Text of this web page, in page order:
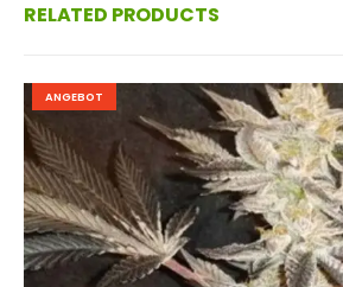
RELATED PRODUCTS
ANGEBOT